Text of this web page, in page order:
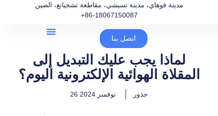
مدينة فوهاي، مدينة تسيشي، مقاطعة تشجيانغ، الصين
+86-18067150087
اتصل بنا
لماذا يجب عليك التبديل إلى
المقلاة الهوائية الإلكترونية اليوم؟
جذور